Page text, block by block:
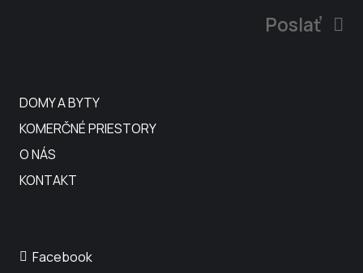
Poslať
DOMY A BYTY
KOMERČNÉ PRIESTORY
O NÁS
KONTAKT
Facebook